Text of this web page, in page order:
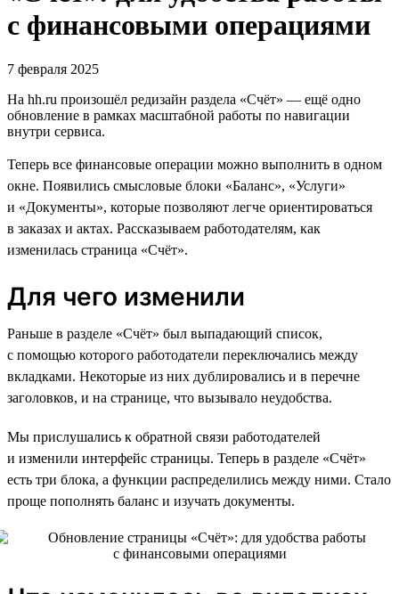
с финансовыми операциями
7 февраля 2025
На hh.ru произошёл редизайн раздела «Счёт» — ещё одно
обновление в рамках масштабной работы по навигации
внутри сервиса.
Теперь все финансовые операции можно выполнить в одном
окне. Появились смысловые блоки «Баланс», «Услуги»
и «Документы», которые позволяют легче ориентироваться
в заказах и актах. Рассказываем работодателям, как
изменилась страница «Счёт».
Для чего изменили
Раньше в разделе «Счёт» был выпадающий список,
с помощью которого работодатели переключались между
вкладками. Некоторые из них дублировались и в перечне
заголовков, и на странице, что вызывало неудобства.
Мы прислушались к обратной связи работодателей
и изменили интерфейс страницы. Теперь в разделе «Счёт»
есть три блока, а функции распределились между ними. Стало
проще пополнять баланс и изучать документы.